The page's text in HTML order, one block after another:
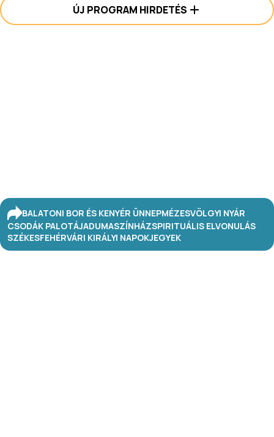
ÚJ PROGRAM HIRDETÉS
BALATONI BOR ÉS KENYÉR ÜNNEPMÉZESVÖLGYI NYÁR
CSODÁK PALOTÁJADUMASZÍNHÁZSPIRITUÁLIS ELVONULÁS
SZÉKESFEHÉRVÁRI KIRÁLYI NAPOKJEGYEK